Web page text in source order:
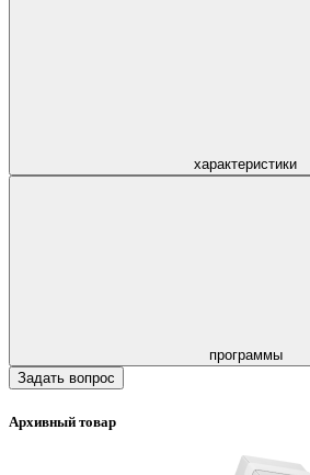
характеристики
программы
Задать вопрос
Архивный товар